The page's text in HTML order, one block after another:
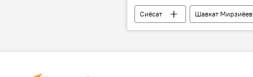
Сиёсат Шавкат Мирзиёев